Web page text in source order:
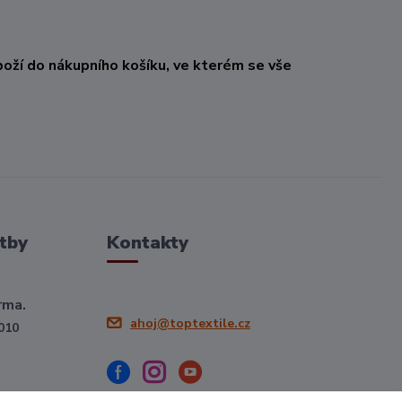
do nákupního košíku, ve kterém se vše
Kontakty
ahoj@toptextile.cz